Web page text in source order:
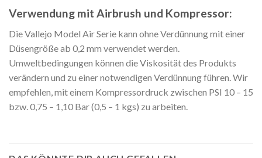
Verwendung mit Airbrush und Kompressor:
Die Vallejo Model Air Serie kann ohne Verdünnung mit einer
Düsengröße ab 0,2 mm verwendet werden.
Umweltbedingungen können die Viskosität des Produkts
verändern und zu einer notwendigen Verdünnung führen. Wir
empfehlen, mit einem Kompressordruck zwischen PSI 10 – 15
bzw. 0,75 – 1,10 Bar (0,5 – 1 kgs) zu arbeiten.